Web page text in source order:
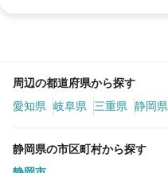
周辺の都道府県から探す
愛知県
岐阜県 三重県 静岡県
静岡県の市区町村から探す